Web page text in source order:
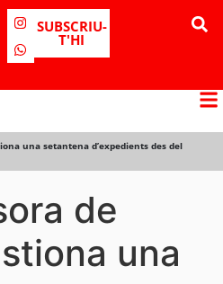
SUBSCRIU-
T'HI
una setantena d’expedients des del
de
una